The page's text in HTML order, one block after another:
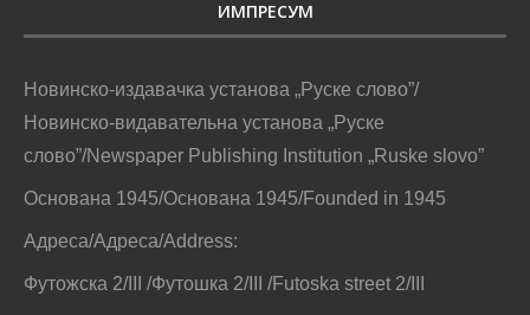
ИМПРЕСУМ
Новинско-издавачка установа „Руске слово”/
Новинско-видавательна установа „Руске
слово”/Newspaper Publishing Institution „Ruske slovo”
Основана 1945/Основана 1945/Founded in 1945
Адреса/Адреса/Address:
Футожска 2/III /Футошка 2/III /Futoska street 2/III